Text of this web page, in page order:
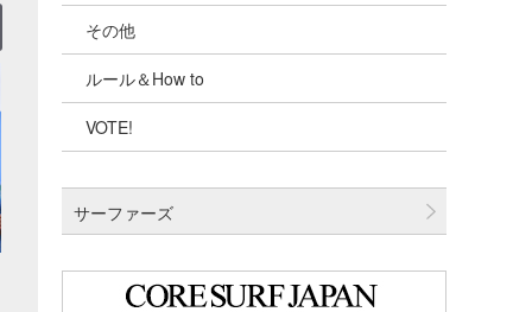
千葉北
伊豆
千葉南
四国
沖縄
その他
ルール＆How to
VOTE!
サーファーズ